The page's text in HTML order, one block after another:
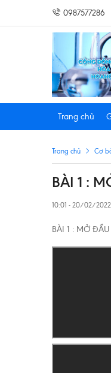
0987577286
Trang chủ
Trang chủ Cơ
BÀI 1 :
10:01 - 20/02/2022
BÀI 1 : MỞ